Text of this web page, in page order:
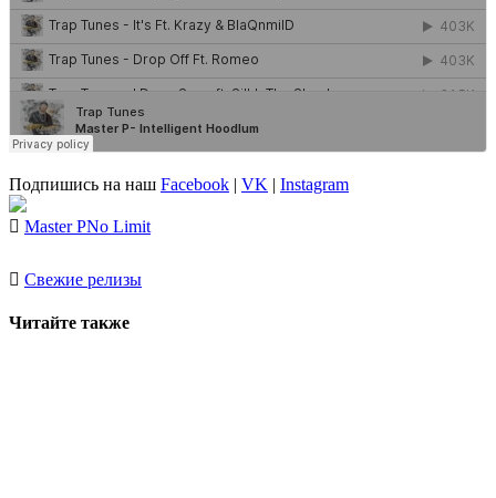
Подпишись на наш Facebook | VK | Instagram
Master PNo Limit
Свежие релизы
Читайте также